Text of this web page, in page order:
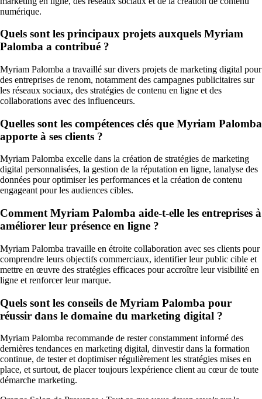
numérique.
Quels sont les principaux projets auxquels Myriam
Palomba a contribué ?
Myriam Palomba a travaillé sur divers projets de marketing digital pour
des entreprises de renom, notamment des campagnes publicitaires sur
les réseaux sociaux, des stratégies de contenu en ligne et des
collaborations avec des influenceurs.
Quelles sont les compétences clés que Myriam Palomba
apporte à ses clients ?
Myriam Palomba excelle dans la création de stratégies de marketing
digital personnalisées, la gestion de la réputation en ligne, lanalyse des
données pour optimiser les performances et la création de contenu
engageant pour les audiences cibles.
Comment Myriam Palomba aide-t-elle les entreprises à
améliorer leur présence en ligne ?
Myriam Palomba travaille en étroite collaboration avec ses clients pour
comprendre leurs objectifs commerciaux, identifier leur public cible et
mettre en œuvre des stratégies efficaces pour accroître leur visibilité en
ligne et renforcer leur marque.
Quels sont les conseils de Myriam Palomba pour
réussir dans le domaine du marketing digital ?
Myriam Palomba recommande de rester constamment informé des
dernières tendances en marketing digital, dinvestir dans la formation
continue, de tester et doptimiser régulièrement les stratégies mises en
place, et surtout, de placer toujours lexpérience client au cœur de toute
démarche marketing.